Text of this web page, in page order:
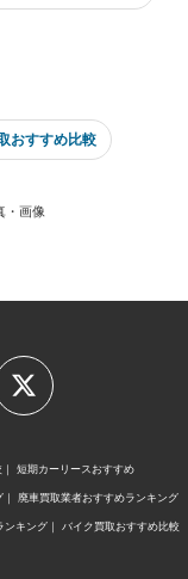
おすすめ比較
・画像
短期カーリースおすすめ
廃車買取業者おすすめランキング
ンキング バイク買取おすすめ比較